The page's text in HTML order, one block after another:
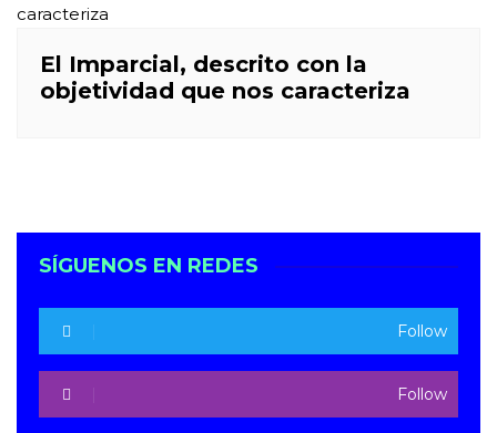
El Imparcial, descrito con la
objetividad que nos caracteriza
SÍGUENOS EN REDES
Follow
Follow